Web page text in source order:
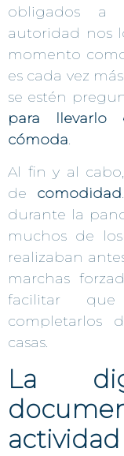
obligados a
autoridad nos
momento
es cada vez
se estén
para
cómoda.
Al fin y al
de comodidad
durante la
muchos de
realizaban
marchas
facilitar
completarlos
casas.
La